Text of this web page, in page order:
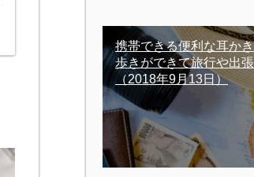
携帯できる便利な耳か
歩きができて旅行や出
（2018年9月13日）